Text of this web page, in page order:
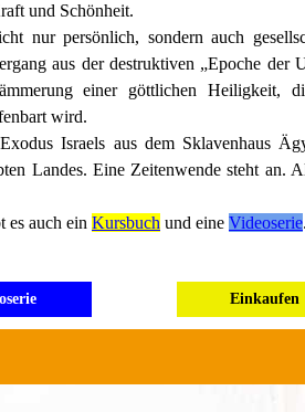
und Schönheit.
nur persönlich, sondern auch
aus der destruktiven „Epoche der
einer göttlichen Heiligkeit,
wird.
Israels aus dem Sklavenhaus
Landes. Eine Zeitenwende steht an.
es auch ein Kursbuch und eine Videoserie.
Einkaufen